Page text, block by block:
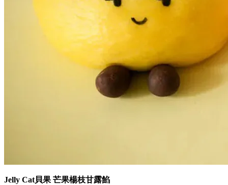
Jelly Cat貝果 芒果楊枝甘露餡